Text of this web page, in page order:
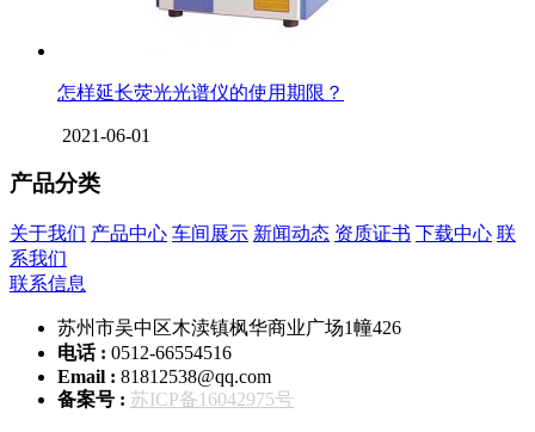
怎样延长荧光光谱仪的使用期限？
2021-06-01
产品分类
关于我们 产品中心 车间展示 新闻动态 资质证书 下载中心 联
系我们
联系信息
苏州市吴中区木渎镇枫华商业广场1幢426
电话 : 0512-66554516
Email : 81812538@qq.com
备案号 : 苏ICP备16042975号